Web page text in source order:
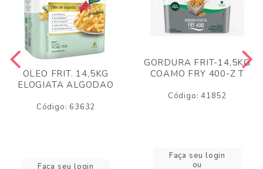
OLEO FRIT. 14,5KG
ELOGIATA ALGODAO
Código: 63632
Faça seu login
GORDURA FRIT-14,5KG
COAMO FRY 400-Z T
Código: 41852
Faça seu login
ou